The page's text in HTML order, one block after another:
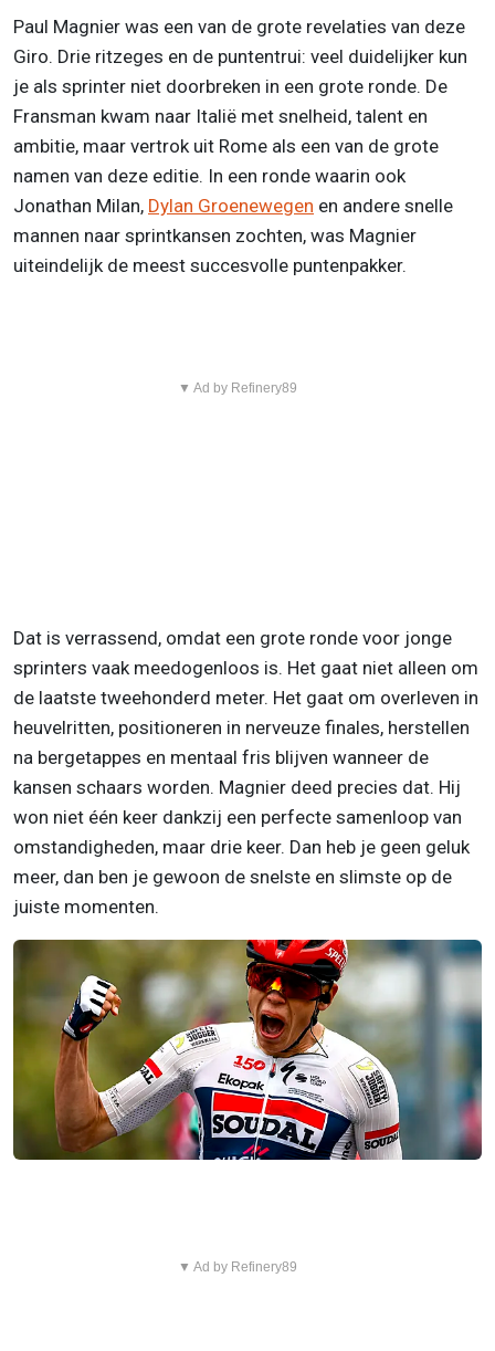
Paul Magnier was een van de grote revelaties van deze
Giro. Drie ritzeges en de puntentrui: veel duidelijker kun
je als sprinter niet doorbreken in een grote ronde. De
Fransman kwam naar Italië met snelheid, talent en
ambitie, maar vertrok uit Rome als een van de grote
namen van deze editie. In een ronde waarin ook
Jonathan Milan, Dylan Groenewegen en andere snelle
mannen naar sprintkansen zochten, was Magnier
uiteindelijk de meest succesvolle puntenpakker.
▼ Ad by Refinery89
Dat is verrassend, omdat een grote ronde voor jonge
sprinters vaak meedogenloos is. Het gaat niet alleen om
de laatste tweehonderd meter. Het gaat om overleven in
heuvelritten, positioneren in nerveuze finales, herstellen
na bergetappes en mentaal fris blijven wanneer de
kansen schaars worden. Magnier deed precies dat. Hij
won niet één keer dankzij een perfecte samenloop van
omstandigheden, maar drie keer. Dan heb je geen geluk
meer, dan ben je gewoon de snelste en slimste op de
juiste momenten.
▼ Ad by Refinery89